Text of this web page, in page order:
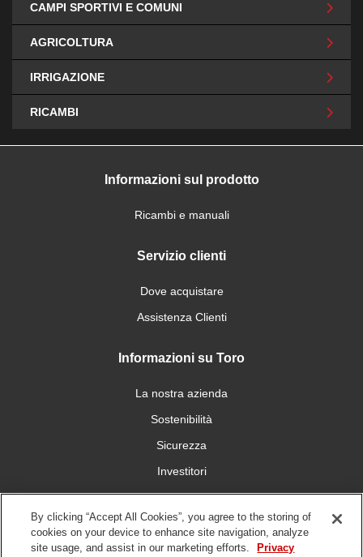
CAMPI SPORTIVI E COMUNI
AGRICOLTURA
IRRIGAZIONE
RICAMBI
Informazioni sul prodotto
Ricambi e manuali
Servizio clienti
Dove acquistare
Assistenza Clienti
Informazioni su Toro
La nostra azienda
Sostenibilità
Sicurezza
Investitori
Carriera
Connettiti con noi
By clicking “Accept All Cookies”, you agree to the storing of
cookies on your device to enhance site navigation, analyze
site usage, and assist in our marketing efforts.
Privacy